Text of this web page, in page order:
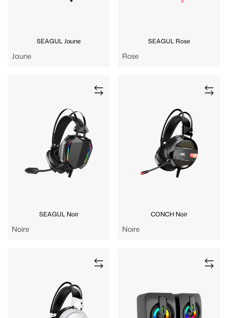
SEAGUL Jaune
Jaune
SEAGUL Rose
Rose
SEAGUL Noir
Noire
CONCH Noir
Noire